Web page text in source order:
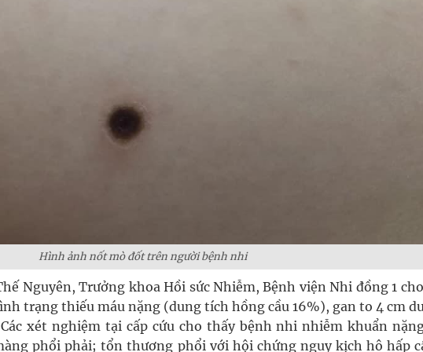
Hình ảnh nốt mò đốt trên người bệnh nhi
Nguyên, Trưởng khoa Hồi sức Nhiễm, Bệnh viện Nhi đồng 1
trạng thiếu máu nặng (dung tích hồng cầu 16%), gan to 4 cm
xét nghiệm tại cấp cứu cho thấy bệnh nhi nhiễm khuẩn
phổi phải; tổn thương phổi với hội chứng nguy kịch hô hấp